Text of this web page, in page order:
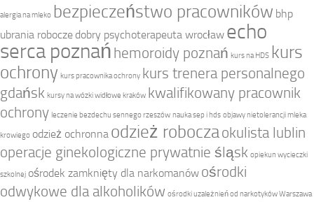
alergia na mleko bezpieczeństwo pracowników bhp
ubrania robocze dobry psychoterapeuta wrocław echo
serca poznań hemoroidy poznań kurs na HDS kurs
ochrony kurs pracownika ochrony kurs trenera personalnego
gdańsk kursy na wózki widłowe kraków kwalifikowany pracownik
ochrony leczenie bezdechu sennego rzeszów nauka sep i hds objawy nietolerancji mleka
krowiego odzież ochronna odzież robocza okulista lublin
operacje ginekologiczne prywatnie śląsk opiekun wycieczki
szkolnej ośrodek zamknięty dla narkomanów ośrodki
odwykowe dla alkoholików ośrodki uzależnień od narkotyków Warszawa